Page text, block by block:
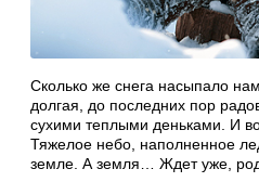
Сколько же снега насыпало
долгая, до последних пор
сухими теплыми деньками. И
Тяжелое небо, наполненное
земле. А земля… Ждет уже,